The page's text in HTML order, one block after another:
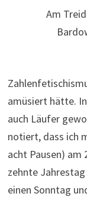
Am
amüsiert hätte.
auch Läufer
notiert, dass ich
acht Pausen) am
zehnte
einen Sonntag